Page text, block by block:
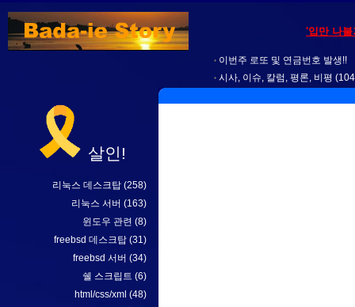
'입만 나
이번주 로또 및 연금번호 발생!!
시사, 이슈, 칼럼, 평론, 비평
살인!
리눅스 데스크탑 (258)
리눅스 서버 (163)
윈도우 관련 (8)
freebsd 데스크탑 (31)
freebsd 서버 (34)
쉘 스크립트 (6)
html/css/xml (48)